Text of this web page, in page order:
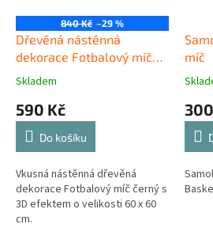
840 Kč –29 %
Dřevěná nástěnná
dekorace Fotbalový míč
černý
Skladem
590 Kč
Do košíku
Vkusná nástěnná dřevěná
dekorace Fotbalový míč černý s
3D efektem o velikosti 60 x 60
cm.
míč